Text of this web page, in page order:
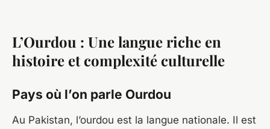
L’Ourdou : Une langue riche en
histoire et complexité culturelle
Pays où l’on parle Ourdou
Au Pakistan, l’ourdou est la langue nationale. Il est